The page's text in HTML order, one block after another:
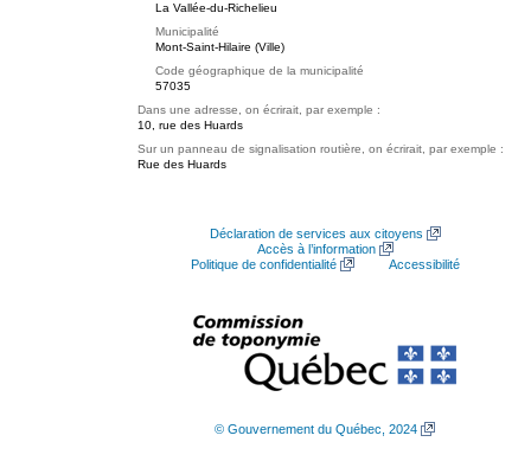
La Vallée-du-Richelieu
Municipalité
Mont-Saint-Hilaire (Ville)
Code géographique de la municipalité
57035
Dans une adresse, on écrirait, par exemple :
10, rue des Huards
Sur un panneau de signalisation routière, on écrirait, par exemple :
Rue des Huards
Déclaration de services aux citoyens
Accès à l’information
Politique de confidentialité
Accessibilité
© Gouvernement du Québec, 2024